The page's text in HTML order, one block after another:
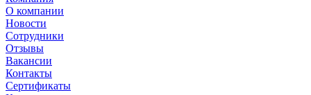
О компании
Новости
Сотрудники
Отзывы
Вакансии
Контакты
Сертификаты